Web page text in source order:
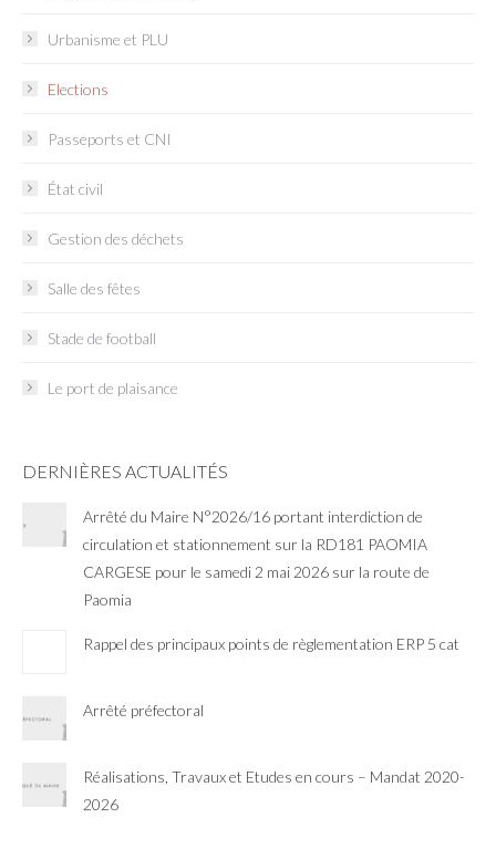
Urbanisme et PLU
Elections
Passeports et CNI
État civil
Gestion des déchets
Salle des fêtes
Stade de football
Le port de plaisance
DERNIÈRES ACTUALITÉS
Arrêté du Maire N°2026/16 portant interdiction de
circulation et stationnement sur la RD181 PAOMIA
CARGESE pour le samedi 2 mai 2026 sur la route de
Paomia
Rappel des principaux points de règlementation ERP 5 cat
Arrêté préfectoral
Réalisations, Travaux et Etudes en cours – Mandat 2020-
2026